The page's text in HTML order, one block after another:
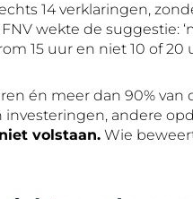
14 verklaringen,
wekte de suggestie:
15 uur en niet 10 of 20
én meer dan 90%
andere
volstaan. Wie